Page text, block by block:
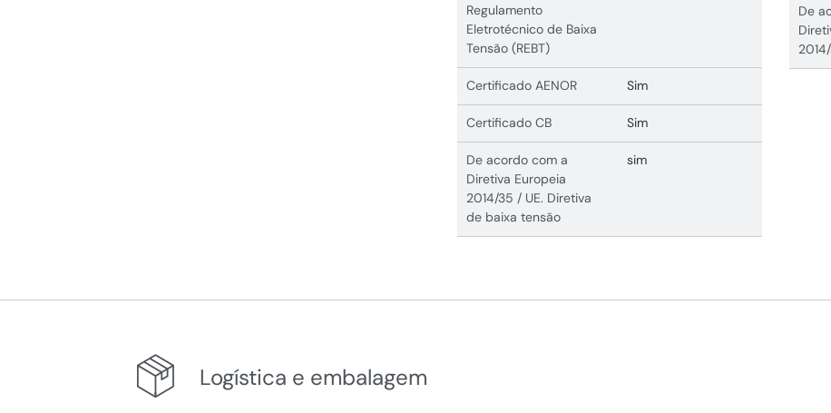
Regulamento
Eletrotécnico de Baixa
Tensão (REBT)
Certificado AENOR Sim
Certificado CB Sim
De acordo com a
Diretiva Europeia
2014/35 / UE. Diretiva
de baixa tensão
sim
De
Logística e embalagem